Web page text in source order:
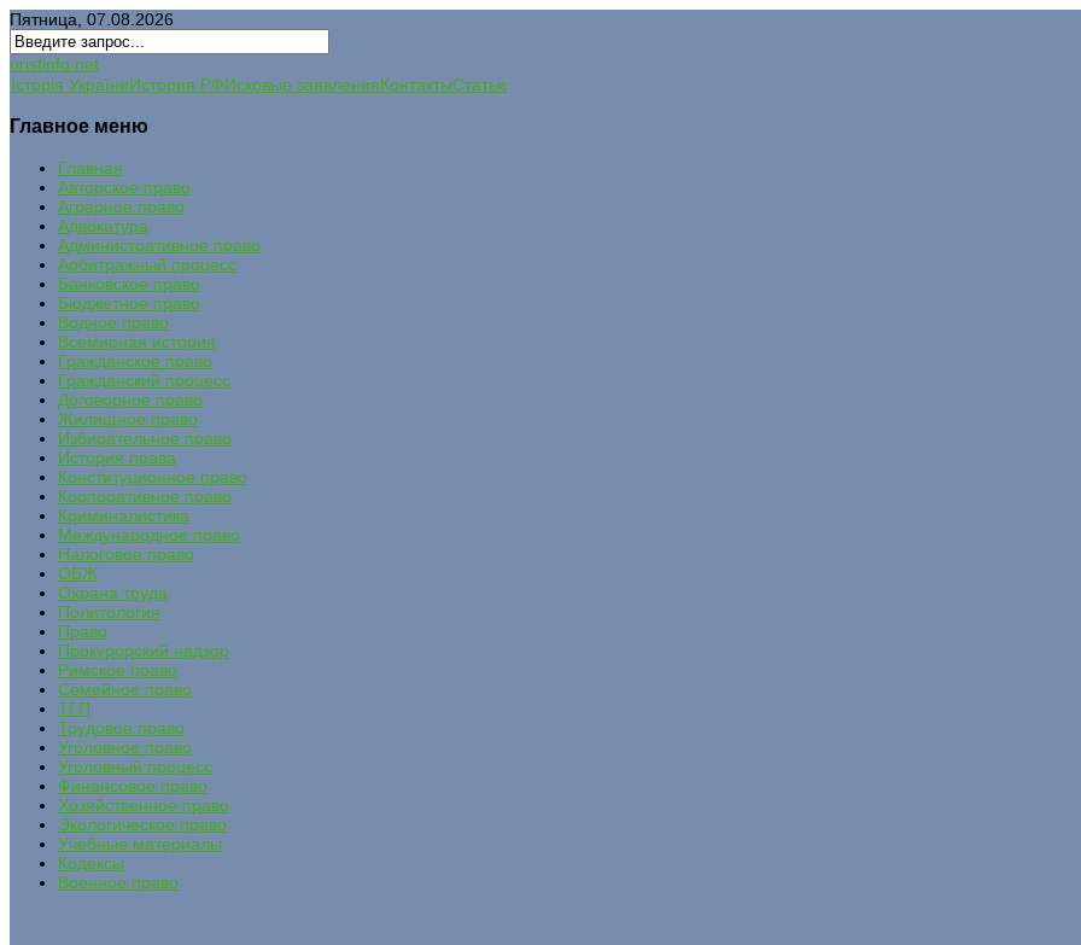
Пятница, 07.08.2026
uristinfo.net
Історія УкраїниИстория РФИсковые заявленияКонтактыСтатьи
Главное меню
Главная
Авторское право
Аграрное право
Адвокатура
Административное право
Арбитражный процесс
Банковское право
Бюджетное право
Водное право
Всемирная история
Гражданское право
Гражданский процесс
Договорное право
Жилищное право
Избирательное право
История права
Конституционное право
Корпоративное право
Криминалистика
Международное право
Налоговое право
ОБЖ
Охрана труда
Политология
Право
Прокурорский надзор
Римское право
Семейное право
ТГП
Трудовое право
Уголовное право
Уголовный процесс
Финансовое право
Хозяйственное право
Экологическое право
Учебные материалы
Кодексы
Военное право